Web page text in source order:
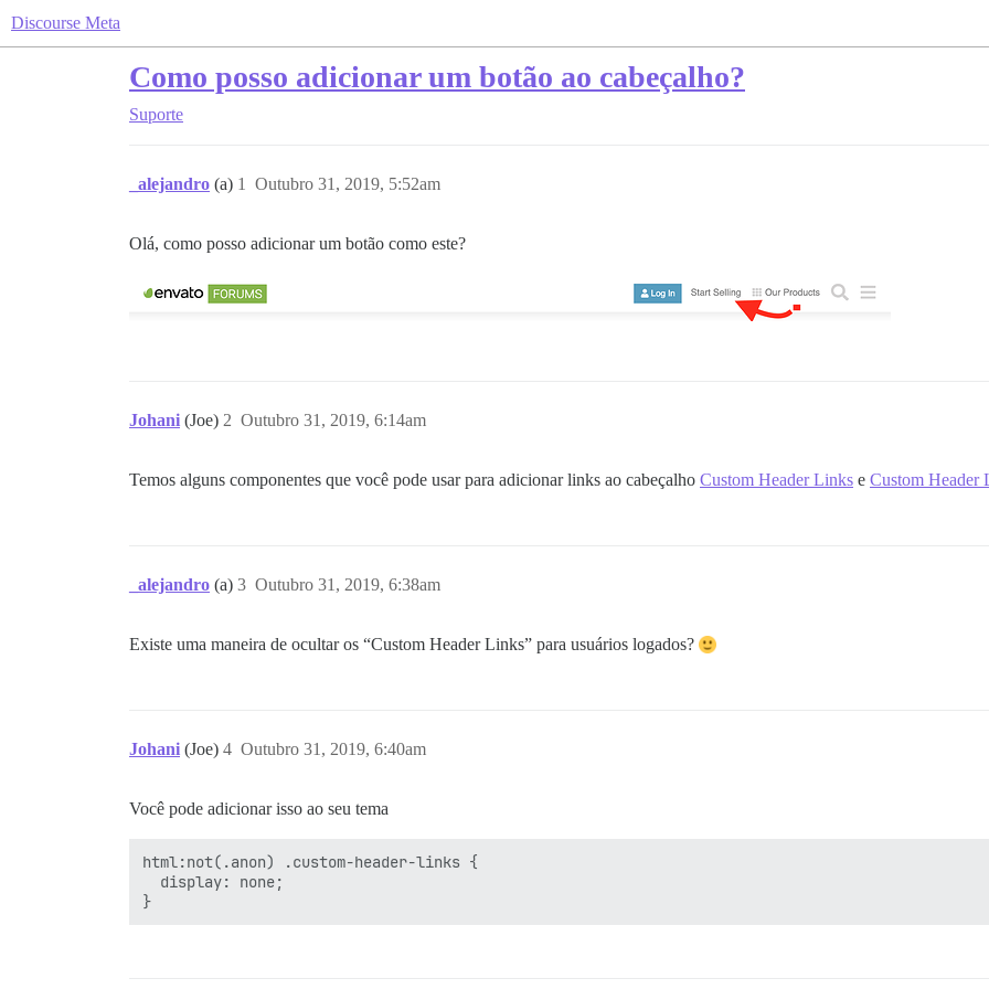
Discourse Meta
Como posso adicionar um botão ao cabeçalho?
Suporte
_alejandro (a) Outubro 31, 2019, 5:52am
1
Olá, como posso adicionar um botão como este?
Johani (Joe) Outubro 31, 2019, 6:14am
2
Temos alguns componentes que você pode usar para adicionar links ao cabeçalho Custom Header Links e Custom Header
_alejandro (a) Outubro 31, 2019, 6:38am
3
Existe uma maneira de ocultar os “Custom Header Links” para usuários logados?
Johani (Joe) Outubro 31, 2019, 6:40am
4
Você pode adicionar isso ao seu tema
html:not(.anon) .custom-header-links {
  display: none;